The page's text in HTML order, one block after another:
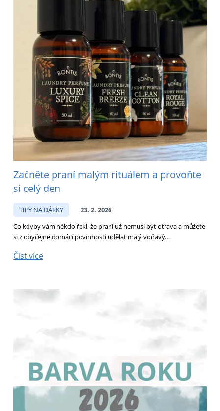
Začněte praní malým rituálem a provoňte
si celý den
TIPY NA DÁRKY
23. 2. 2026
Co kdyby vám někdo řekl, že praní už nemusí být otrava a můžete
si z obyčejné domácí povinnosti udělat malý voňavý…
Číst více